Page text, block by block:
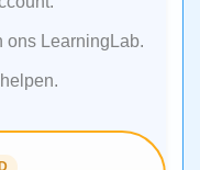
ons LearningLab.